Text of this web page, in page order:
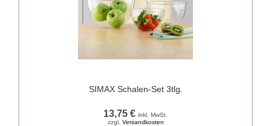
SIMAX Schalen-Set 3tlg.
13,75 € inkl. MwSt.
zzgl. Versandkosten